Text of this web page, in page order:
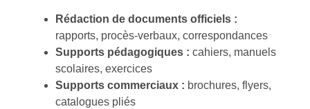
Rédaction de documents officiels :
rapports, procès-verbaux, correspondances
Supports pédagogiques : cahiers, manuels
scolaires, exercices
Supports commerciaux : brochures, flyers,
catalogues pliés